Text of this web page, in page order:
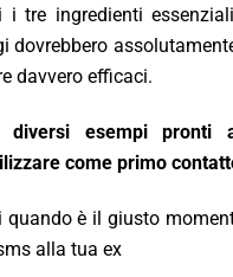
i tre ingredienti
dovrebbero
davvero efficaci.
diversi esempi pronti
come primo
quando è il giusto
alla tua ex